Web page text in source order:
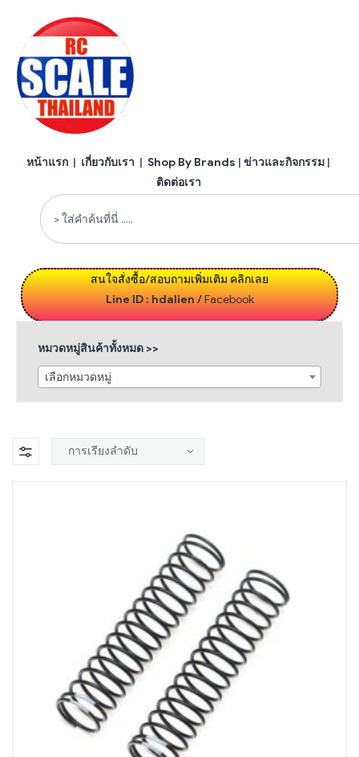
หน้าแรก | เกี่ยวกับเรา | Shop By Brands | ข่าวและกิจกรรม |
ติดต่อเรา
สนใจสั่งซื้อ/สอบถามเพิ่มเติม คลิกเลย
Line ID : hdalien/Facebook
หมวดหมู่สินค้าทั้งหมด >>
เลือกหมวดหมู่